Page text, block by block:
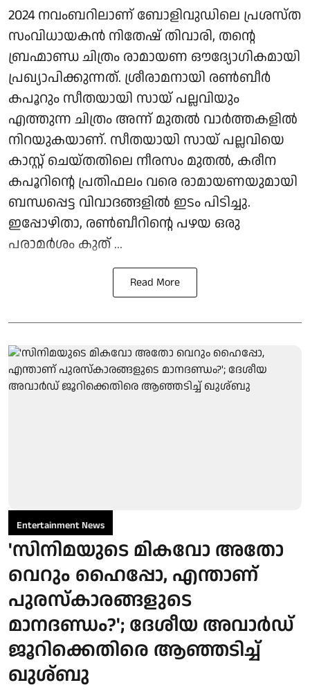
2024 നവംബറിലാണ് ബോളിവുഡിലെ പ്രശസ്ത
സംവിധായകൻ നിതേഷ് തിവാരി, തന്റെ
ബ്രഹ്മാണ്ഡ ചിത്രം രാമായണ ഔദ്യോഗികമായി
പ്രഖ്യാപിക്കുന്നത്. ശ്രീരാമനായി രൺബീർ
കപൂറും സീതയായി സായ് പല്ലവിയും
എത്തുന്ന ചിത്രം അന്ന് മുതൽ വാർത്തകളിൽ
നിറയുകയാണ്. സീതയായി സായ് പല്ലവിയെ
കാസ്റ്റ് ചെയ്തതിലെ നീരസം മുതൽ, കരീന
കപൂറിന്റെ പ്രതിഫലം വരെ രാമായണയുമായി
ബന്ധപ്പെട്ട വിവാദങ്ങളിൽ ഇടം പിടിച്ചു.
ഇപ്പോഴിതാ, രൺബീറിന്റെ പഴയ ഒരു
പരാമർശം കുത് ...
Read More
Entertainment News
'സിനിമയുടെ മികവോ അതോ
വെറും ഹൈപ്പോ, എന്താണ്
പുരസ്‌കാരങ്ങളുടെ
മാനദണ്ഡം?'; ദേശീയ അവാർഡ്
ജൂറിക്കെതിരെ ആഞ്ഞടിച്ച്
ഖുശ്ബു